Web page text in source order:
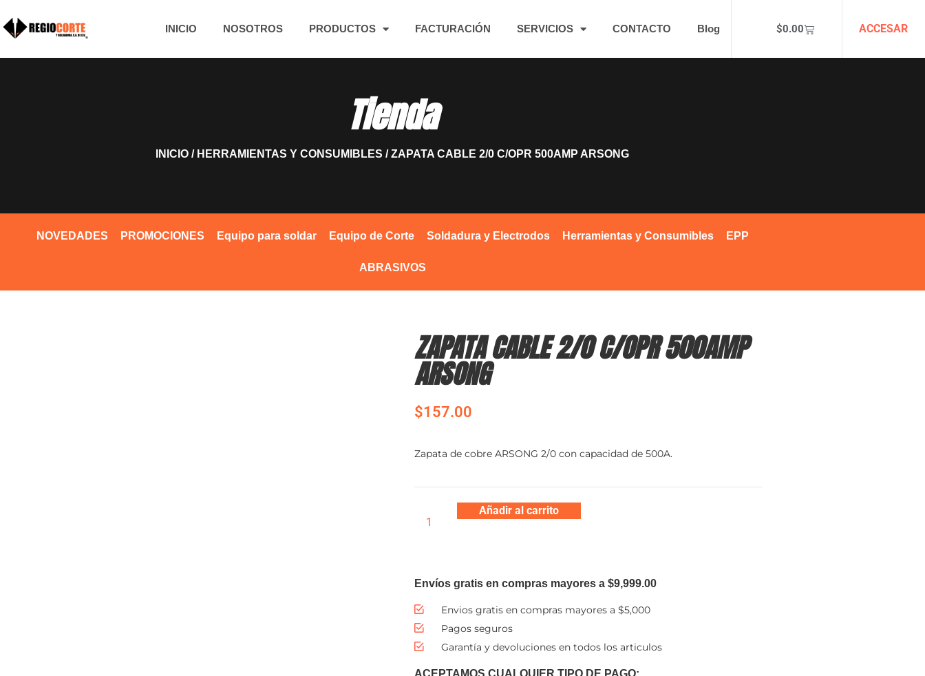
INICIO NOSOTROS PRODUCTOS FACTURACIÓN SERVICIOS CONTACTO Blog $0.00 ACCESAR
Tienda
INICIO / HERRAMIENTAS Y CONSUMIBLES / ZAPATA CABLE 2/0 C/OPR 500AMP ARSONG
NOVEDADES PROMOCIONES Equipo para soldar Equipo de Corte Soldadura y Electrodos Herramientas y Consumibles EPP
ABRASIVOS
ZAPATA CABLE 2/0 C/OPR 500AMP
ARSONG
$157.00
Zapata de cobre ARSONG 2/0 con capacidad de 500A.
Añadir al carrito
Envíos gratis en compras mayores a $9,999.00
Envios gratis en compras mayores a $5,000
Pagos seguros
Garantía y devoluciones en todos los articulos
ACEPTAMOS CUALQUIER TIPO DE PAGO: